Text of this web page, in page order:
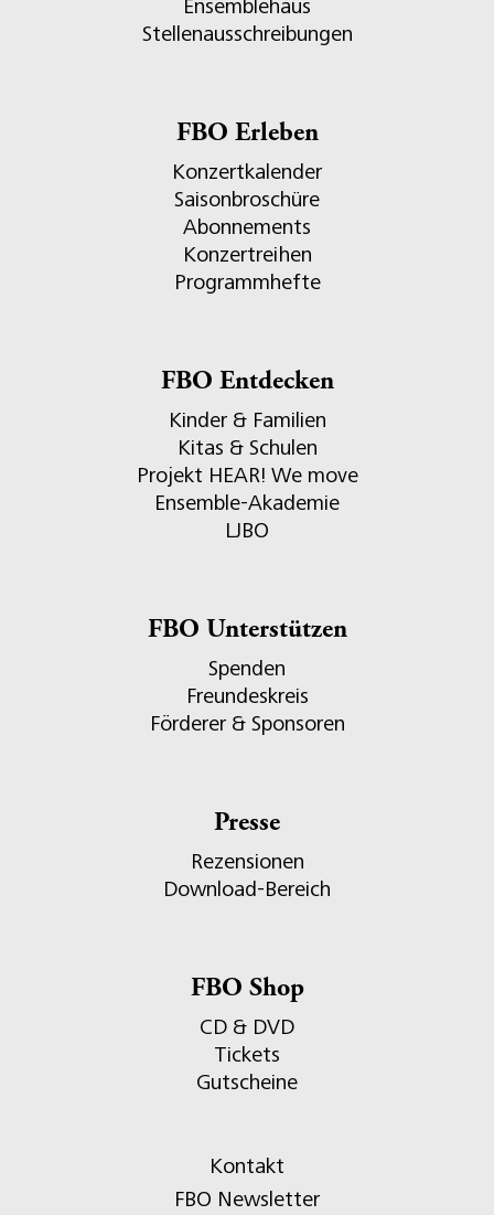
Ensemblehaus
Stellenausschreibungen
FBO Erleben
Konzertkalender
Saisonbroschüre
Abonnements
Konzertreihen
Programmhefte
FBO Entdecken
Kinder & Familien
Kitas & Schulen
Projekt HEAR! We move
Ensemble-Akademie
LJBO
FBO Unterstützen
Spenden
Freundeskreis
Förderer & Sponsoren
Presse
Rezensionen
Download-Bereich
FBO Shop
CD & DVD
Tickets
Gutscheine
Kontakt
FBO Newsletter